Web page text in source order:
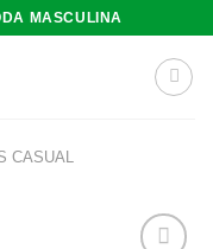
MASCULINA
CASUAL